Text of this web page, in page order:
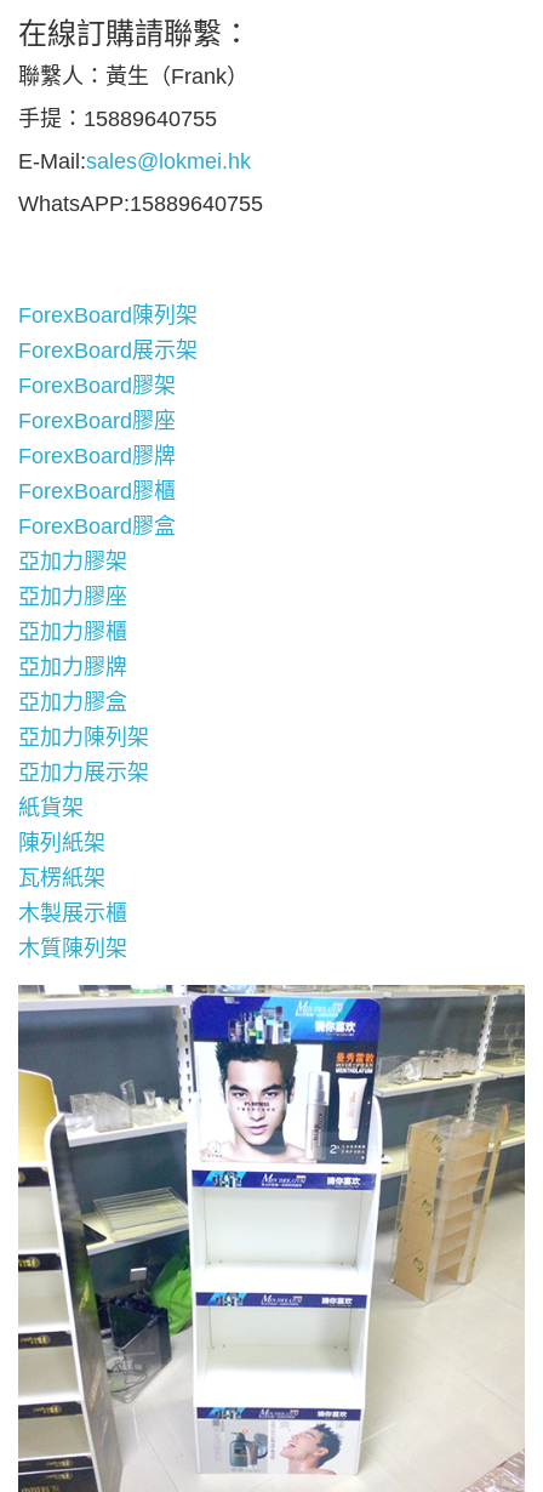
在線訂購請聯繫：
聯繫人：黃生（Frank）
手提：15889640755
E-Mail:sales@lokmei.hk
WhatsAPP:15889640755
ForexBoard陳列架
ForexBoard展示架
ForexBoard膠架
ForexBoard膠座
ForexBoard膠牌
ForexBoard膠櫃
ForexBoard膠盒
亞加力膠架
亞加力膠座
亞加力膠櫃
亞加力膠牌
亞加力膠盒
亞加力陳列架
亞加力展示架
紙貨架
陳列紙架
瓦楞紙架
木製展示櫃
木質陳列架